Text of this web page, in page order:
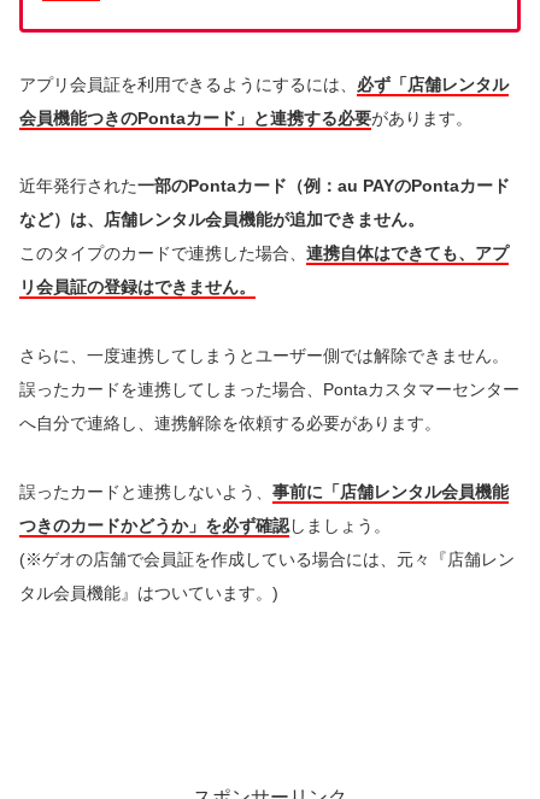
アプリ会員証を利用できるようにするには、 必ず「店舗レンタル
会員機能つきのPontaカード」と連携する必要があります。
近年発行された一部のPontaカード（例：au PAYのPontaカード
など）は、店舗レンタル会員機能が追加できません。
このタイプのカードで連携した場合、 連携自体はできても、アプ
リ会員証の登録はできません。
さらに、一度連携してしまうとユーザー側では解除できません。
誤ったカードを連携してしまった場合、Pontaカスタマーセンター
へ自分で連絡し、連携解除を依頼する必要があります。
誤ったカードと連携しないよう、 事前に「店舗レンタル会員機能
つきのカードかどうか」を必ず確認しましょう。
(※ゲオの店舗で会員証を作成している場合には、元々『店舗レン
タル会員機能』はついています。)